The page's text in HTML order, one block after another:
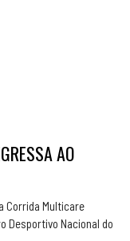
AO
Corrida Multicare
Desportivo Nacional do